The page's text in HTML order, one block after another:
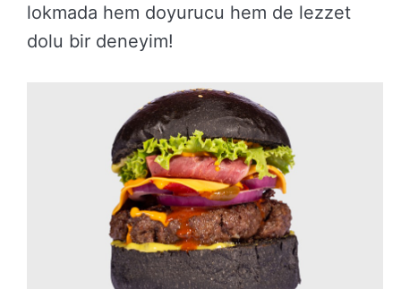
lokmada hem doyurucu hem de lezzet
dolu bir deneyim!